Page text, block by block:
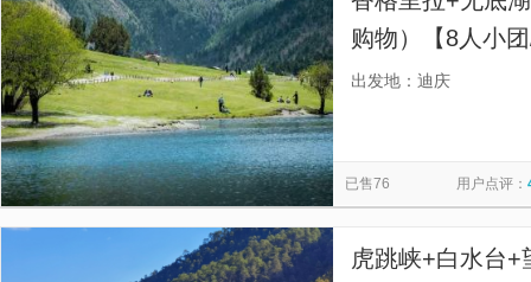
购物）【8人小
差，远离走马观
出发地：迪庆
已售76 用户点评：
虎跳峡+白水台+